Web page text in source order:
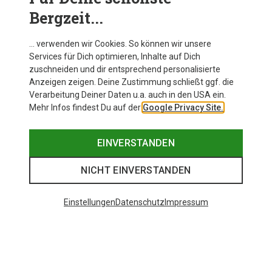
Bergzeit...
… verwenden wir Cookies. So können wir unsere
Services für Dich optimieren, Inhalte auf Dich
zuschneiden und dir entsprechend personalisierte
Anzeigen zeigen. Deine Zustimmung schließt ggf. die
Verarbeitung Deiner Daten u.a. auch in den USA ein.
Mehr Infos findest Du auf der Google Privacy Site.
EINVERSTANDEN
NICHT EINVERSTANDEN
EinstellungenDatenschutz Impressum